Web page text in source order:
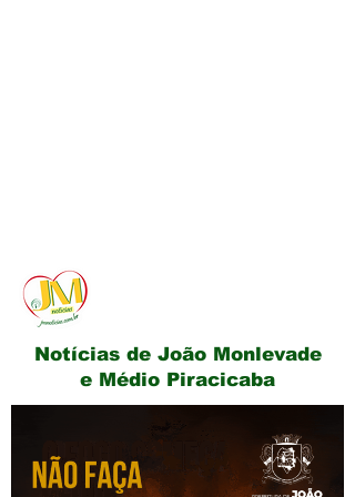
Notícias de João Monlevade
e Médio Piracicaba